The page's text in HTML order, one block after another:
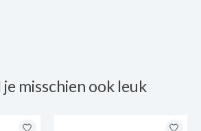
misschien ook leuk